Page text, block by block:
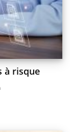
à risque